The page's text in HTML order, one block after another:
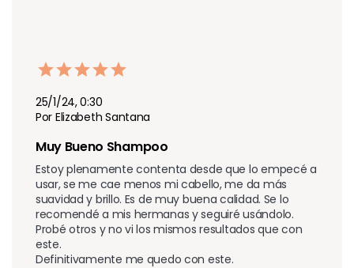
25/1/24, 0:30
Por Elizabeth Santana
Muy Bueno Shampoo
Estoy plenamente contenta desde que lo empecé a
usar, se me cae menos mi cabello, me da más
suavidad y brillo. Es de muy buena calidad. Se lo
recomendé a mis hermanas y seguiré usándolo.
Probé otros y no vi los mismos resultados que con
este.
Definitivamente me quedo con este.